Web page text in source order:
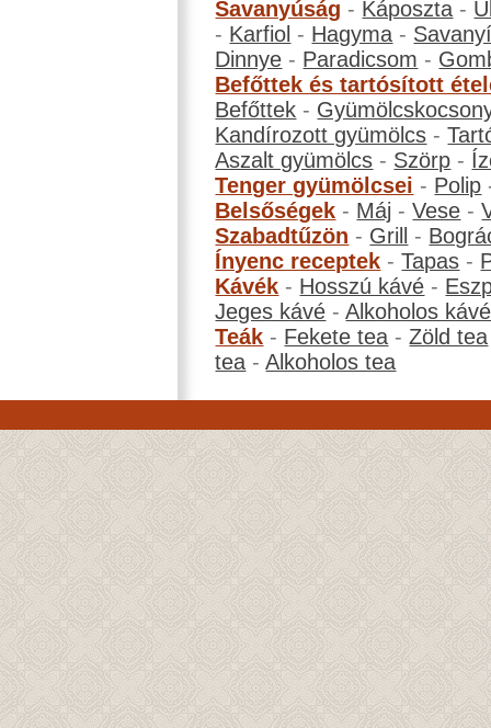
Savanyúság - Káposzta -
- Karfiol - Hagyma -
Dinnye - Paradicsom -
Befőttek és tartósított
Befőttek -
Kandírozott gyümölcs -
Aszalt gyümölcs - Szörp -
Tenger gyümölcsei - Polip
Belsőségek - Máj -Vese -
Szabadtűzön - Grill -
Ínyenc receptek -Tapas -
Kávék - Hosszú kávé -
Jeges kávé -Alkoholos kávé
Teák - Fekete tea -Zöld tea
tea -Alkoholos tea